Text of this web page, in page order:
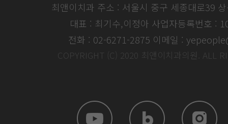
최앤이치과 주소 : 서울시 중구 세종대로39
대표 : 최기수,이정아 사업자등록번호 :
전화 : 02-6271-2875 이메일 :
COPYRIGHT (C) 2020 최앤이치과의원. ALL